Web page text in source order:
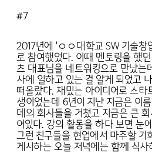
#7
2017년에 'ㅇㅇ대학교 SW 기술창
로 참여했었다. 이때 멘토링을 했
츠 대표님을 네트워킹으로 만났는
사에 일하고 있는 걸 알게 되었고
떠올랐다. 재밌는 아이디어로 스타
생이었는데 6년이 지난 지금은 이
데의 회사들을 거쳤고 지금은 큰
어있다. 강의 활동을 하다 보면 눈
그런 친구들을 현업에서 마주할 기
게시하는 오늘 저녁에는 함께 식사